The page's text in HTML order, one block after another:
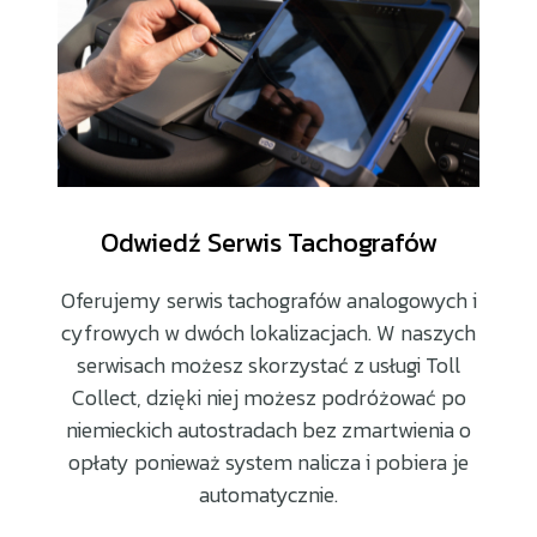
Odwiedź Serwis Tachografów
Oferujemy serwis tachografów analogowych i
cyfrowych w dwóch lokalizacjach. W naszych
serwisach możesz skorzystać z usługi Toll
Collect, dzięki niej możesz podróżować po
niemieckich autostradach bez zmartwienia o
opłaty ponieważ system nalicza i pobiera je
automatycznie.